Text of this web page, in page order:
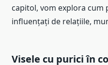
capitol, vom explora cum
influențați de relațiile,
Visele cu purici în